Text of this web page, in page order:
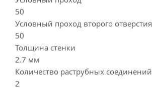
50
Условный проход второго отверстия
50
Толщина стенки
2.7 мм
Количество раструбных соединений
2